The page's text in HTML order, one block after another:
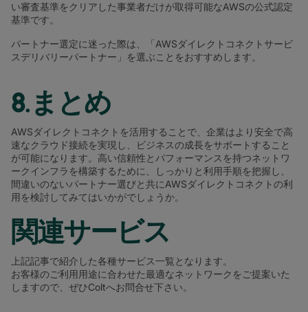
い審査基準をクリアした事業者だけが取得可能なAWSの公式認定
基準です。
パートナー選定に迷った際は、「AWSダイレクトコネクトサービ
スデリバリーパートナー」を選ぶことをおすすめします。
8.まとめ
AWSダイレクトコネクトを活用することで、企業はより安全で高
速なクラウド接続を実現し、ビジネスの成長をサポートすること
が可能になります。高い信頼性とパフォーマンスを持つネットワ
ークインフラを構築するために、しっかりと利用手順を把握し、
間違いのないパートナー選びと共にAWSダイレクトコネクトの利
用を検討してみてはいかがでしょうか。
関連サービス
上記記事で紹介した各種サービス一覧となります。
お客様のご利用用途に合わせた最適なネットワークをご提案いた
しますので、ぜひColtへお問合せ下さい。